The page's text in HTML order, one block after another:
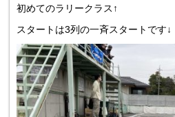
初めてのラリークラス↑
スタートは3列の一斉スタートです↓